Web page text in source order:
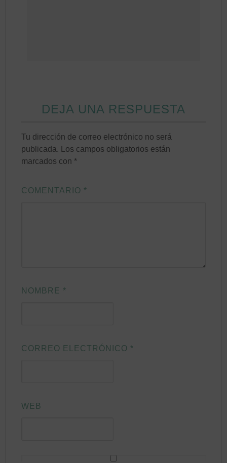
DEJA UNA RESPUESTA
Tu dirección de correo electrónico no será
publicada.
Los campos obligatorios están
marcados con*
COMENTARIO *
NOMBRE *
CORREO ELECTRÓNICO *
WEB